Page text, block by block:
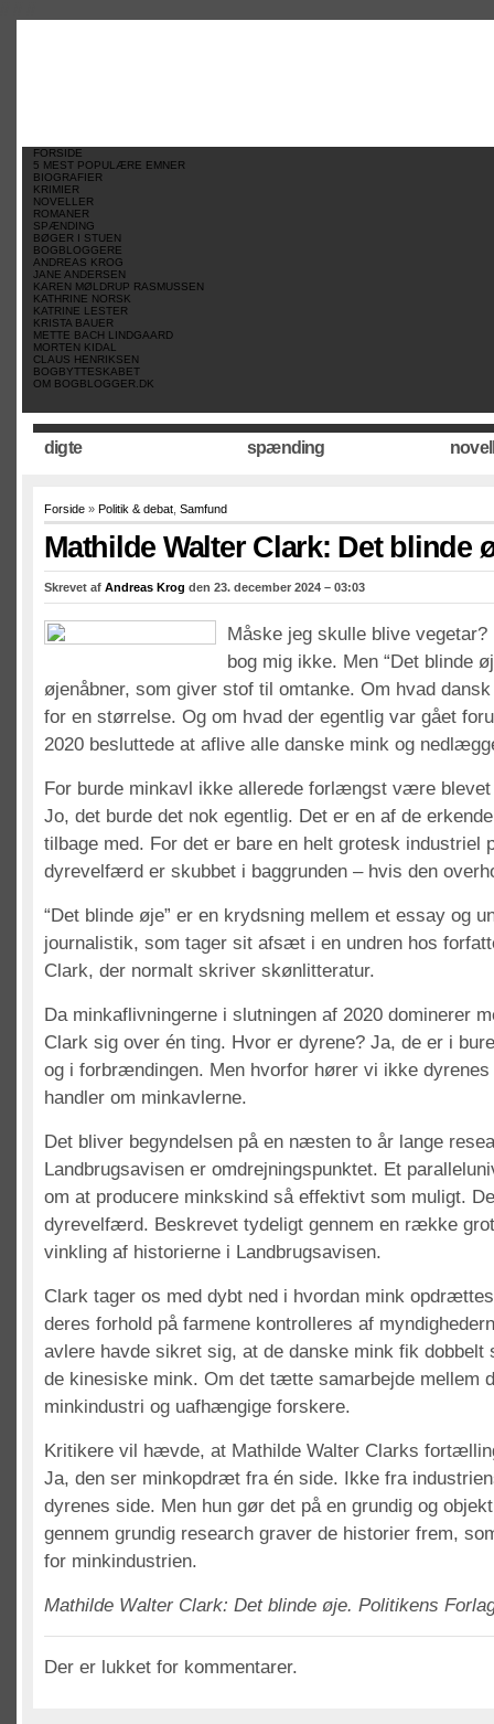
FORSIDE
5 MEST POPULÆRE EMNER
BIOGRAFIER
KRIMIER
NOVELLER
ROMANER
SPÆNDING
BØGER I STUEN
BOGBLOGGERE
ANDREAS KROG
JANE ANDERSEN
KAREN MØLDRUP RASMUSSEN
KATHRINE NORSK
KATRINE LESTER
KRISTA BAUER
METTE BACH LINDGAARD
MORTEN KIDAL
CLAUS HENRIKSEN
BOGBYTTESKABET
OM BOGBLOGGER.DK
digte spænding
Forside » Politik & debat Samfund
Mathilde Walter Clark: Det blinde
Skrevet af Andreas Krog den 23. december 2024 – 03:03
Måske jeg skulle blive
bog mig ikke. Men “Det blinde
øjenåbner, som giver stof til omtanke. Om hvad
for en størrelse. Og om hvad der egentlig var gået
2020 besluttede at aflive alle danske mink og
For burde minkavl ikke allerede forlængst være blevet
Jo, det burde det nok egentlig. Det er en af de
tilbage med. For det er bare en helt grotesk industriel
dyrevelfærd er skubbet i baggrunden – hvis den
“Det blinde øje” er en krydsning mellem et essay og
journalistik, som tager sit afsæt i en undren hos
Clark, der normalt skriver skønlitteratur.
Da minkaflivningerne i slutningen af 2020 dominerer
Clark sig over én ting. Hvor er dyrene? Ja, de er i
og i forbrændingen. Men hvorfor hører vi ikke
handler om minkavlerne.
Det bliver begyndelsen på en næsten to år lange
Landbrugsavisen er omdrejningspunktet. Et
om at producere minkskind så effektivt som muligt.
dyrevelfærd. Beskrevet tydeligt gennem en række
vinkling af historierne i Landbrugsavisen.
Clark tager os med dybt ned i hvordan mink
deres forhold på farmene kontrolleres af
avlere havde sikret sig, at de danske mink fik dobbelt
de kinesiske mink. Om det tætte samarbejde mellem
minkindustri og uafhængige forskere.
Kritikere vil hævde, at Mathilde Walter Clarks
Ja, den ser minkopdræt fra én side. Ikke fra
dyrenes side. Men hun gør det på en grundig og
gennem grundig research graver de historier frem,
for minkindustrien.
Mathilde Walter Clark: Det blinde øje. Politikens
Der er lukket for kommentarer.